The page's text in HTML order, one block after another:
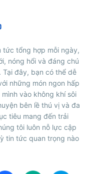
tức tổng hợp mỗi ngày,
nóng hổi và đáng chú
đây, bạn có thể dễ
những món ngon hấp
vào không khí sôi
bên lề thú vị và đa
tiêu mang đến trải
tôi luôn nỗ lực cập
tin tức quan trọng nào